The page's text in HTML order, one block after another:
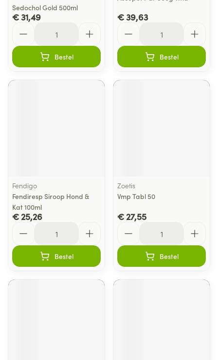
Sedochol Gold 500ml
€ 31,49
Bestel
€ 39,63
Bestel
Fendigo
Fendiresp Siroop Hond &
Kat 100ml
€ 25,26
Bestel
Zoetis
Vmp Tabl 50
€ 27,55
Bestel